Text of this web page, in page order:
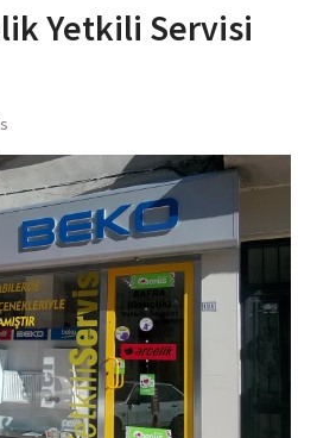
Yetkili Servisi